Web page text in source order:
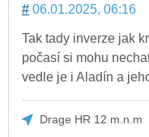
# 06.01.2025, 06:16
Tak tady inverze jak
počasí si mohu
vedle je i Aladín a
Drage HR 12 m.n.m